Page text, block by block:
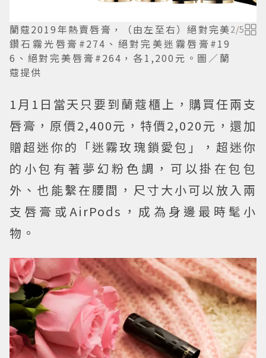
蘭蔻2019年熱賣唇膏，（由左至右）絕對完美
鑽石霧光唇膏#274、絕對完美迷霧唇膏#19
6、絕對完美唇膏#264，各1,200元。圖／蘭
蔻提供
2/5
1月1日當天只要到蘭蔻櫃上，購買任兩支
唇膏，原價2,400元，特價2,020元，還加
贈超迷你的「迷霧玫瑰鎖愛包」，超迷你
的小包有著夢幻粉色調，可以掛在包包
外、也能繫在腰間，尺寸大小可以放入兩
支唇膏或AirPods，成為身邊最時髦小
物。